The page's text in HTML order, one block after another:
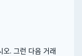
오. 그런 다음 거래